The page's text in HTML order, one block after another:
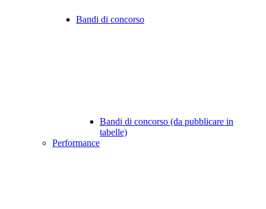
Bandi di concorso
Bandi di concorso (da pubblicare in
tabelle)
Performance